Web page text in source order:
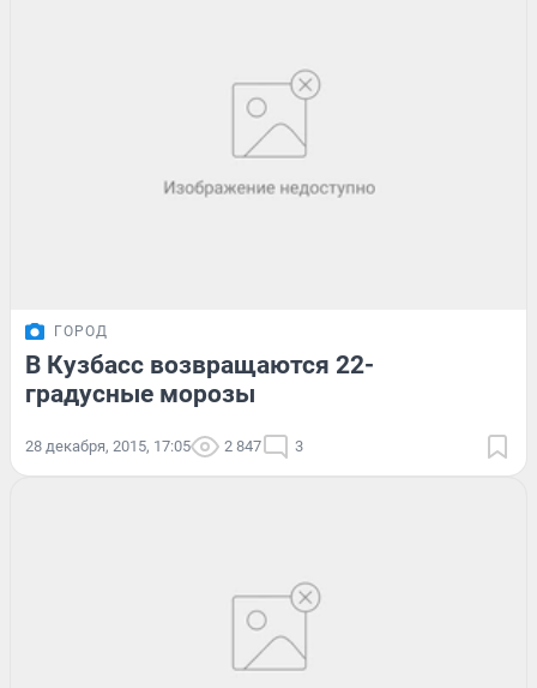
ГОРОД
В Кузбасс возвращаются 22-
градусные морозы
28 декабря, 2015, 17:05 2 847 3